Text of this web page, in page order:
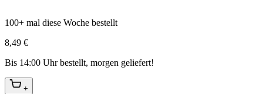
100+ mal diese Woche bestellt
8,49 €
Bis 14:00 Uhr bestellt, morgen geliefert!
+